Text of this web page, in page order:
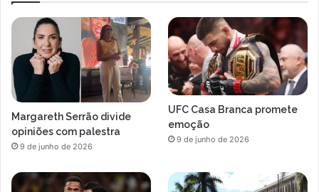
Margareth Serrão divide
opiniões com palestra
9 de junho de 2026
UFC Casa Branca promete
emoção
9 de junho de 2026